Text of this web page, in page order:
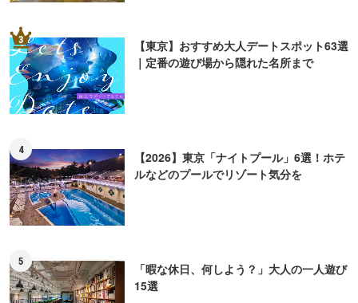
3
【東京】おすすめ大人デートスポット63選
｜定番の遊び場から隠れた名所まで
4
【2026】東京「ナイトプール」6選！ホテ
ルなどのプールでリゾート気分を
5
「暇な休日、何しよう？」大人の一人遊び
15選